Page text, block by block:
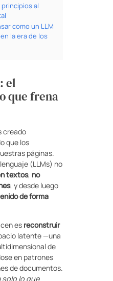
al
como un LLM
la era de los
el
que frena
creado
que los
páginas.
(LLMs) no
textos, no
, y desde luego
de forma
es reconstruir
latente —una
de
en patrones
de documentos.
lo que